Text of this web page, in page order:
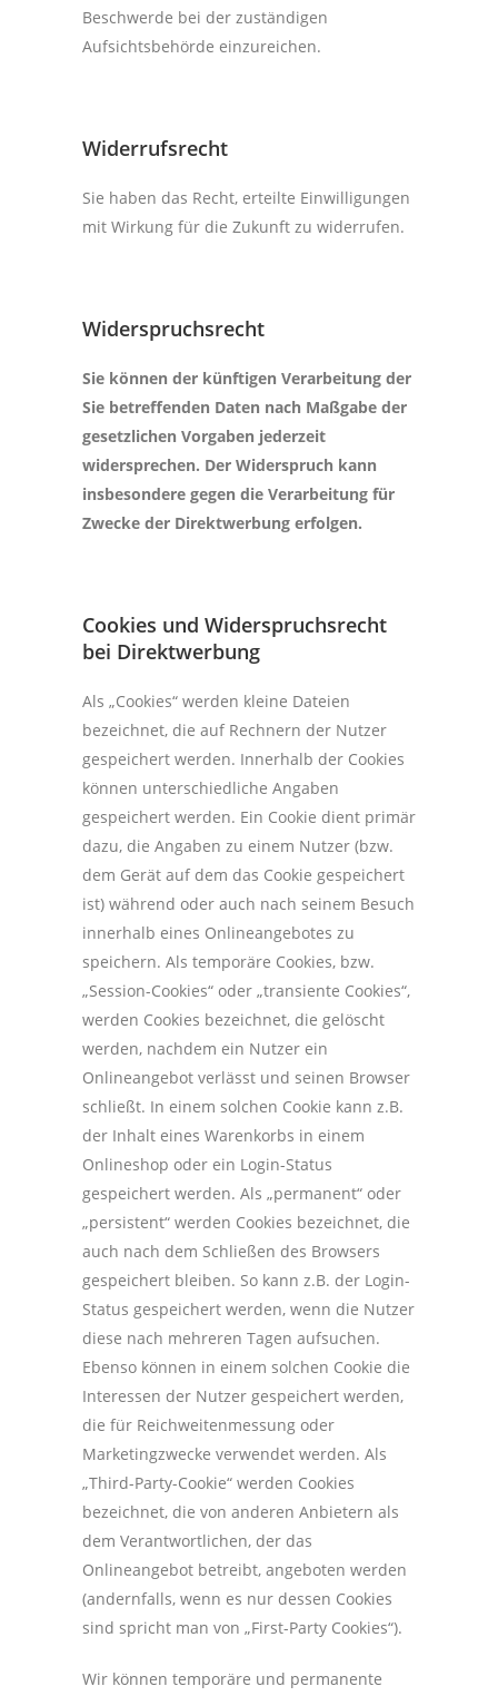
Beschwerde bei der zuständigen
Aufsichtsbehörde einzureichen.
Widerrufsrecht
Sie haben das Recht, erteilte Einwilligungen
mit Wirkung für die Zukunft zu widerrufen.
Widerspruchsrecht
Sie können der künftigen Verarbeitung der
Sie betreffenden Daten nach Maßgabe der
gesetzlichen Vorgaben jederzeit
widersprechen. Der Widerspruch kann
insbesondere gegen die Verarbeitung für
Zwecke der Direktwerbung erfolgen.
Cookies und Widerspruchsrecht
bei Direktwerbung
Als „Cookies“ werden kleine Dateien
bezeichnet, die auf Rechnern der Nutzer
gespeichert werden. Innerhalb der Cookies
können unterschiedliche Angaben
gespeichert werden. Ein Cookie dient primär
dazu, die Angaben zu einem Nutzer (bzw.
dem Gerät auf dem das Cookie gespeichert
ist) während oder auch nach seinem Besuch
innerhalb eines Onlineangebotes zu
speichern. Als temporäre Cookies, bzw.
„Session-Cookies“ oder „transiente Cookies“,
werden Cookies bezeichnet, die gelöscht
werden, nachdem ein Nutzer ein
Onlineangebot verlässt und seinen Browser
schließt. In einem solchen Cookie kann z.B.
der Inhalt eines Warenkorbs in einem
Onlineshop oder ein Login-Status
gespeichert werden. Als „permanent“ oder
„persistent“ werden Cookies bezeichnet, die
auch nach dem Schließen des Browsers
gespeichert bleiben. So kann z.B. der Login-
Status gespeichert werden, wenn die Nutzer
diese nach mehreren Tagen aufsuchen.
Ebenso können in einem solchen Cookie die
Interessen der Nutzer gespeichert werden,
die für Reichweitenmessung oder
Marketingzwecke verwendet werden. Als
„Third-Party-Cookie“ werden Cookies
bezeichnet, die von anderen Anbietern als
dem Verantwortlichen, der das
Onlineangebot betreibt, angeboten werden
(andernfalls, wenn es nur dessen Cookies
sind spricht man von „First-Party Cookies“).
Wir können temporäre und permanente